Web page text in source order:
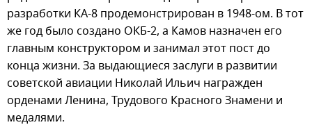
разработки КА-8 продемонстрирован в 1948-ом. В тот
же год было создано ОКБ-2, а Камов назначен его
главным конструктором и занимал этот пост до
конца жизни. За выдающиеся заслуги в развитии
советской авиации Николай Ильич награжден
орденами Ленина, Трудового Красного Знамени и
медалями.